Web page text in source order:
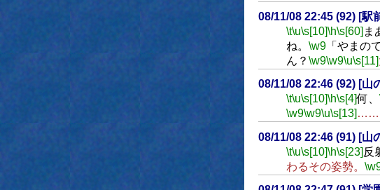
08/11/08 22:45 (92) [駅
\t\u\s[10]\h\s[60] ま
ね。 \w9「やまの
ん？ \w9\w9\u\s[11]
08/11/08 22:46 (92) [山
\t\u\s[10]\h\s[4]何、
\w9\w9\u\s[13] ……
08/11/08 22:46 (91) [山
\t\u\s[10]\h\s[23] 反
わるその姿勢。